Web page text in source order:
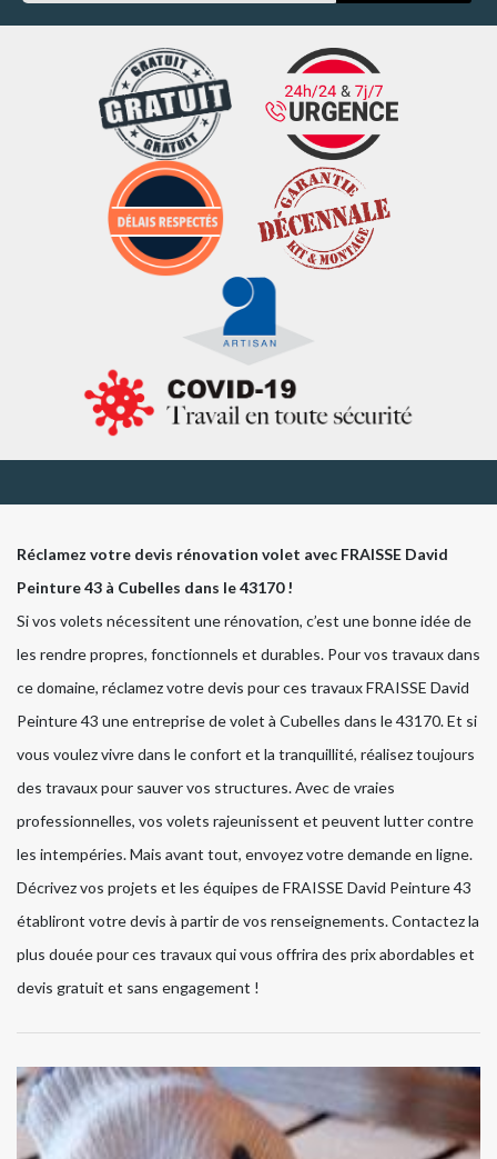
Réclamez votre devis rénovation volet avec FRAISSE David
Peinture 43 à Cubelles dans le 43170 !
Si vos volets nécessitent une rénovation, c’est une bonne idée de
les rendre propres, fonctionnels et durables. Pour vos travaux dans
ce domaine, réclamez votre devis pour ces travaux FRAISSE David
Peinture 43 une entreprise de volet à Cubelles dans le 43170. Et si
vous voulez vivre dans le confort et la tranquillité, réalisez toujours
des travaux pour sauver vos structures. Avec de vraies
professionnelles, vos volets rajeunissent et peuvent lutter contre
les intempéries. Mais avant tout, envoyez votre demande en ligne.
Décrivez vos projets et les équipes de FRAISSE David Peinture 43
établiront votre devis à partir de vos renseignements. Contactez la
plus douée pour ces travaux qui vous offrira des prix abordables et
devis gratuit et sans engagement !